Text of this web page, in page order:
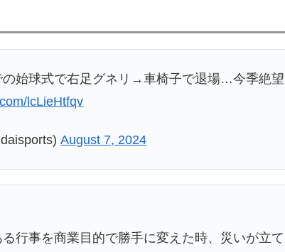
始球式で右足グネリ→車椅子で退場…今季絶望
lcLieHtfqv
August 7, 2024
行事を商業目的で勝手に変えた時、災いが立て